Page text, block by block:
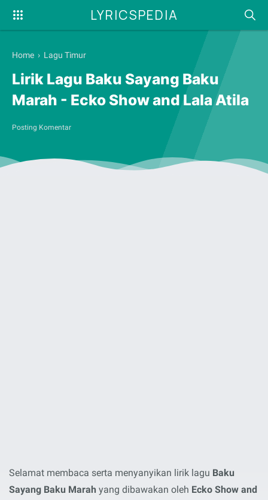
LYRICSPEDIA
Home › Lagu Timur
Lirik Lagu Baku Sayang Baku
Marah - Ecko Show and Lala Atila
Posting Komentar
Selamat membaca serta menyanyikan lirik lagu Baku
Sayang Baku Marah yang dibawakan oleh Ecko Show and